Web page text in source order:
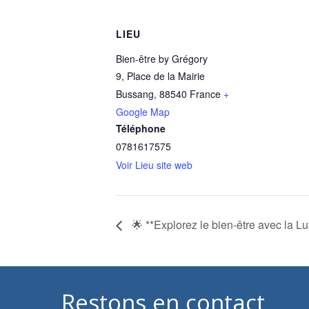
LIEU
Bien-être by Grégory
9, Place de la Mairie
Bussang, 88540 France +
Google Map
Téléphone
0781617575
Voir Lieu site web
🌟 **Explorez le bien-être avec la
Restons en contact